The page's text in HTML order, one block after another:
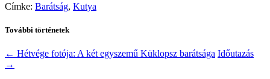
Címke: Barátság, Kutya
További történetek
← Hétvége fotója: A két egyszemű Küklopsz barátsága Időutazás
→